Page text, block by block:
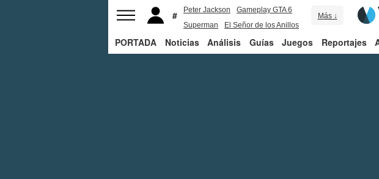
Peter Jackson
Gameplay GTA 6
Superman
El Señor de los Anillos
Más ↓
PORTADA Noticias Análisis Guías Juegos Reportajes